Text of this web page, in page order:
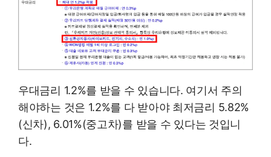
우대금리 1.2%를 받을 수 있습니다. 여기서 주의
해야하는 것은 1.2%를 다 받아야 최저금리 5.82%
(신차), 6.01%(중고차)를 받을 수 있다는 것입니
다.